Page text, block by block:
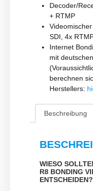
Decoder/
+ RTMP
SDI, 4x
Internet
mit
berechnen
Herstellers:
Beschreibung
WIESO
R8 BONDING
ENTSCHEIDEN?